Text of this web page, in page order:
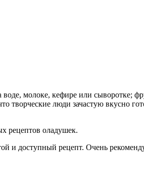
молоке, кефире или сыворотке;
творческие люди зачастую вкусно
рецептов оладушек.
и доступный рецепт. Очень